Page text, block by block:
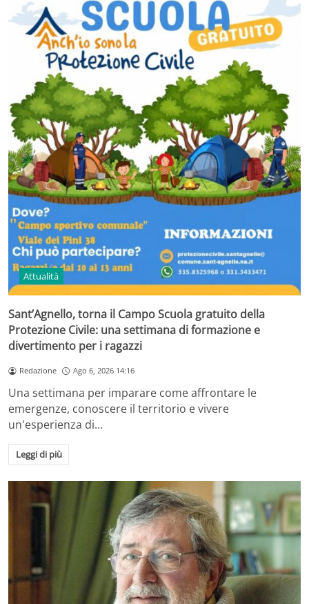
Attualità
Sant’Agnello, torna il Campo Scuola gratuito della
Protezione Civile: una settimana di formazione e
divertimento per i ragazzi
Redazione Ago 6, 2026 14:16
Una settimana per imparare come affrontare le
emergenze, conoscere il territorio e vivere
un'esperienza di…
Leggi di più